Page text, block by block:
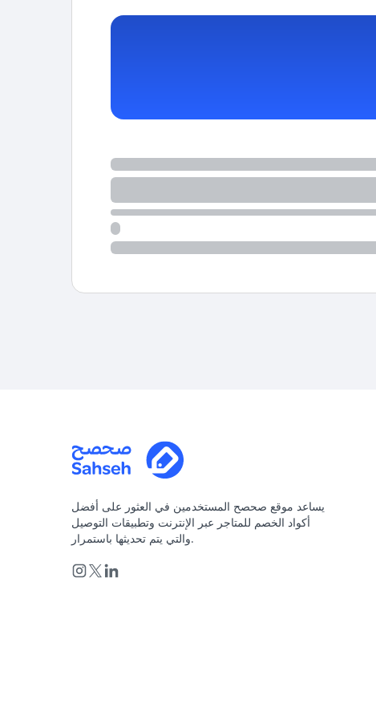
يساعد موقع صحصح المستخدمين في العثور على أفضل
أكواد الخصم للمتاجر عبر الإنترنت وتطبيقات التوصيل
والتي يتم تحديثها باستمرار.